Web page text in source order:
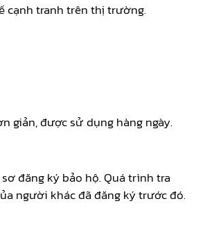
cạnh tranh trên thị trường.
giản, được sử dụng hàng ngày.
đăng ký bảo hộ. Quá trình tra
người khác đã đăng ký trước đó.